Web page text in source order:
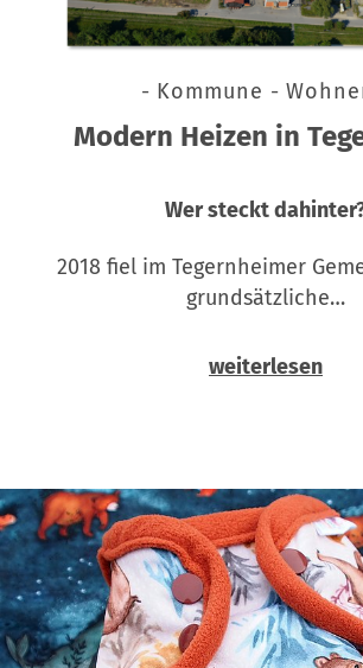
- Kommune -
Modern Heizen in
Wer steckt
2018 fiel im Tegernheimer
grundsätzliche…
weiterlesen